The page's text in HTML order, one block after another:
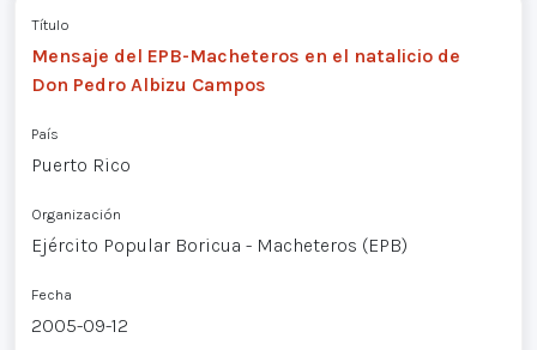
Título
Mensaje del EPB-Macheteros en el natalicio de
Don Pedro Albizu Campos
País
Puerto Rico
Organización
Ejército Popular Boricua - Macheteros (EPB)
Fecha
2005-09-12